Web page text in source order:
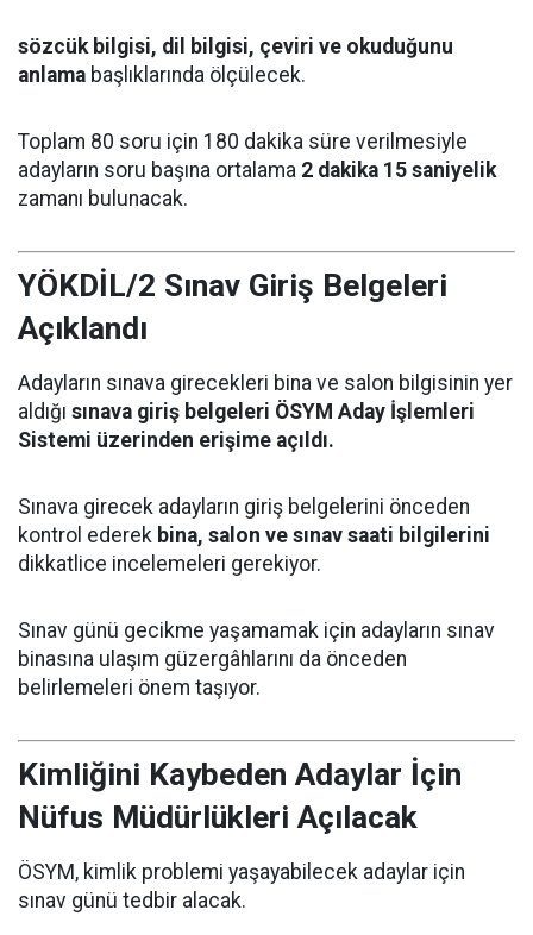
sözcük bilgisi, dil bilgisi, çeviri ve okuduğunu
anlama başlıklarında ölçülecek.
Toplam 80 soru için 180 dakika süre verilmesiyle
adayların soru başına ortalama 2 dakika 15 saniyelik
zamanı bulunacak.
YÖKDİL/2 Sınav Giriş Belgeleri
Açıklandı
Adayların sınava girecekleri bina ve salon bilgisinin yer
aldığı sınava giriş belgeleri ÖSYM Aday İşlemleri
Sistemi üzerinden erişime açıldı.
Sınava girecek adayların giriş belgelerini önceden
kontrol ederek bina, salon ve sınav saati bilgilerini
dikkatlice incelemeleri gerekiyor.
Sınav günü gecikme yaşamamak için adayların sınav
binasına ulaşım güzergâhlarını da önceden
belirlemeleri önem taşıyor.
Kimliğini Kaybeden Adaylar İçin
Nüfus Müdürlükleri Açılacak
ÖSYM, kimlik problemi yaşayabilecek adaylar için
sınav günü tedbir alacak.